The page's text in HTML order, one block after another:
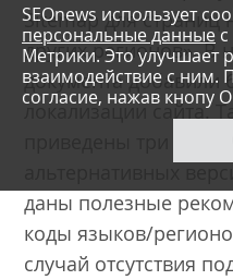
Sitemap для страниц
других регионов». В
документа добавили
локализации сайта.
приведены три
даны полезные
коды языков/
случай отсутствия
SEOnews использует
персональные данные
Метрики. Это улучшает
взаимодействие с ним.
согласие, нажав кнопу